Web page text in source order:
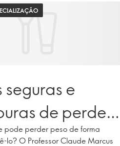
seguras e
de perder
tua saúde
pode perder peso de forma
lo? O Professor Claude Marcus